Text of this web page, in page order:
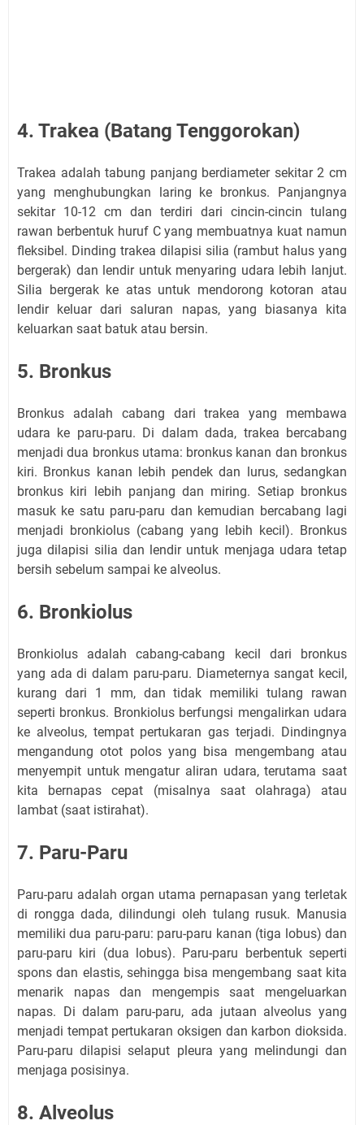
4. Trakea (Batang Tenggorokan)
Trakea adalah tabung panjang berdiameter sekitar 2 cm
yang menghubungkan laring ke bronkus. Panjangnya
sekitar 10-12 cm dan terdiri dari cincin-cincin tulang
rawan berbentuk huruf C yang membuatnya kuat namun
fleksibel. Dinding trakea dilapisi silia (rambut halus yang
bergerak) dan lendir untuk menyaring udara lebih lanjut.
Silia bergerak ke atas untuk mendorong kotoran atau
lendir keluar dari saluran napas, yang biasanya kita
keluarkan saat batuk atau bersin.
5. Bronkus
Bronkus adalah cabang dari trakea yang membawa
udara ke paru-paru. Di dalam dada, trakea bercabang
menjadi dua bronkus utama: bronkus kanan dan bronkus
kiri. Bronkus kanan lebih pendek dan lurus, sedangkan
bronkus kiri lebih panjang dan miring. Setiap bronkus
masuk ke satu paru-paru dan kemudian bercabang lagi
menjadi bronkiolus (cabang yang lebih kecil). Bronkus
juga dilapisi silia dan lendir untuk menjaga udara tetap
bersih sebelum sampai ke alveolus.
6. Bronkiolus
Bronkiolus adalah cabang-cabang kecil dari bronkus
yang ada di dalam paru-paru. Diameternya sangat kecil,
kurang dari 1 mm, dan tidak memiliki tulang rawan
seperti bronkus. Bronkiolus berfungsi mengalirkan udara
ke alveolus, tempat pertukaran gas terjadi. Dindingnya
mengandung otot polos yang bisa mengembang atau
menyempit untuk mengatur aliran udara, terutama saat
kita bernapas cepat (misalnya saat olahraga) atau
lambat (saat istirahat).
7. Paru-Paru
Paru-paru adalah organ utama pernapasan yang terletak
di rongga dada, dilindungi oleh tulang rusuk. Manusia
memiliki dua paru-paru: paru-paru kanan (tiga lobus) dan
paru-paru kiri (dua lobus). Paru-paru berbentuk seperti
spons dan elastis, sehingga bisa mengembang saat kita
menarik napas dan mengempis saat mengeluarkan
napas. Di dalam paru-paru, ada jutaan alveolus yang
menjadi tempat pertukaran oksigen dan karbon dioksida.
Paru-paru dilapisi selaput pleura yang melindungi dan
menjaga posisinya.
8. Alveolus